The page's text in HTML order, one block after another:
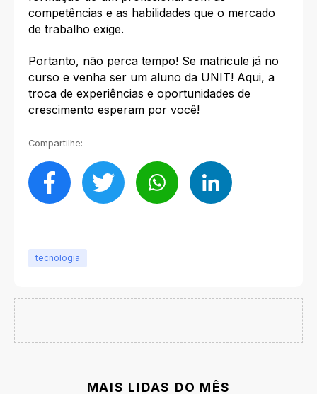
competências e as habilidades que o mercado
de trabalho exige.
Portanto, não perca tempo! Se matricule já no
curso e venha ser um aluno da UNIT! Aqui, a
troca de experiências e oportunidades de
crescimento esperam por você!
Compartilhe:
tecnologia
MAIS LIDAS DO MÊS